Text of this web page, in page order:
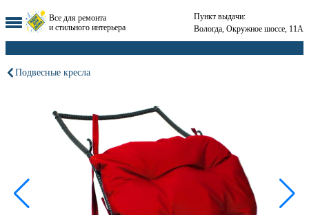
Все для ремонта
и стильного интерьера
Пункт выдачи:
Вологда, Окружное шоссе, 11А
Подвесные кресла